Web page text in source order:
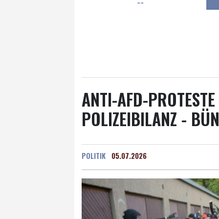
Frankfurt am Main
--
ANTI-AFD-
POLIZEIBILANZ -
POLITIK 05.07.2026